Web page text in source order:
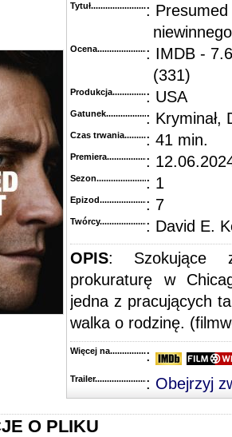
Tytuł............................................
:
niewinnego
Ocena.............................................
: IMDB -
(331)
Produkcja.........................................
: USA
Gatunek...........................................
: Kryminał,
Czas trwania......................................
: 41 min.
Premiera..........................................
:
Sezon.............................................
: 1
Epizod............................................
: 7
Twórcy...........................................
: David E.
OPIS: Szokujące
prokuraturę w
jedna z pracujących
walka o rodzinę.
Więcej na........................................
:
Trailer...........................................
: Obejrzyj
O PLIKU